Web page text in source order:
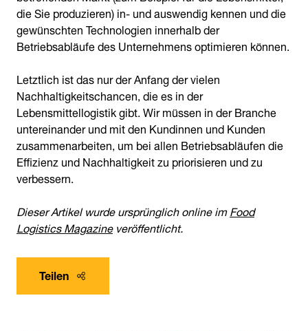
die Sie produzieren) in- und auswendig kennen und die
gewünschten Technologien innerhalb der
Betriebsabläufe des Unternehmens optimieren können.
Letztlich ist das nur der Anfang der vielen
Nachhaltigkeitschancen, die es in der
Lebensmittellogistik gibt. Wir müssen in der Branche
untereinander und mit den Kundinnen und Kunden
zusammenarbeiten, um bei allen Betriebsabläufen die
Effizienz und Nachhaltigkeit zu priorisieren und zu
verbessern.
Dieser Artikel wurde ursprünglich online imFood
Logistics Magazineveröffentlicht.
Teilen